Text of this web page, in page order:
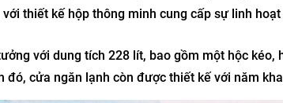
thiết kế hộp thông minh cung cấp sự linh
với dung tích 228 lít, bao gồm một hộc
đó, cửa ngăn lạnh còn được thiết kế với năm